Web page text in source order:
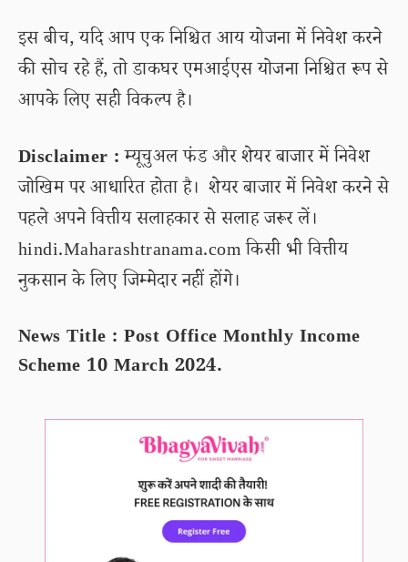
इस बीच, यदि आप एक निश्चित आय योजना में निवेश करने
की सोच रहे हैं, तो डाकघर एमआईएस योजना निश्चित रूप से
आपके लिए सही विकल्प है।
Disclaimer :म्यूचुअल फंड और शेयर बाजार में निवेश
जोखिम पर आधारित होता है। शेयर बाजार में निवेश करने से
पहले अपने वित्तीय सलाहकार से सलाह जरूर लें।
hindi.Maharashtranama.com किसी भी वित्तीय
नुकसान के लिए जिम्मेदार नहीं होंगे।
News Title : Post Office Monthly Income
Scheme 10 March 2024.